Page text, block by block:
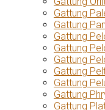
Gattung
Gattung
Gattung
Gattung
Gattung
Gattung
Gattung
Gattung
Gattung